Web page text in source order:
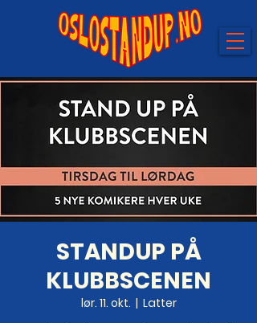
STANDUP PÅ
KLUBBSCENEN
lør. 11. okt.
  |
Latter